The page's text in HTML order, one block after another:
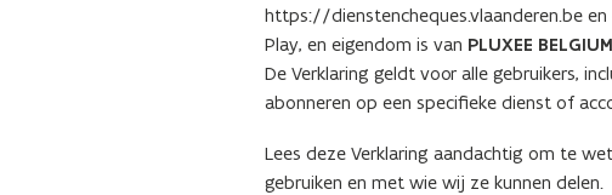
https://dienstencheques.vlaanderen.be en
Play, en eigendom is van PLUXEE
De Verklaring geldt voor alle gebruikers,
abonneren op een specifieke dienst of
Lees deze Verklaring aandachtig om te
gebruiken en met wie wij ze kunnen delen.